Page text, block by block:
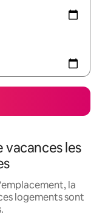
vacances les
la
logements sont